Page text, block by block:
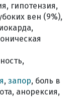
гипотензия,
вен (9%),
, запор, боль в
анорексия,